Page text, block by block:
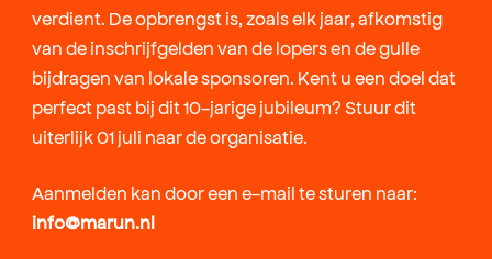
verdient. De opbrengst is, zoals elk jaar, afkomstig
van de inschrijfgelden van de lopers en de gulle
bijdragen van lokale sponsoren. Kent u een doel dat
perfect past bij dit 10-jarige jubileum? Stuur dit
uiterlijk 01 juli naar de organisatie.
Aanmelden kan door een e-mail te sturen naar:
info@marun.nl